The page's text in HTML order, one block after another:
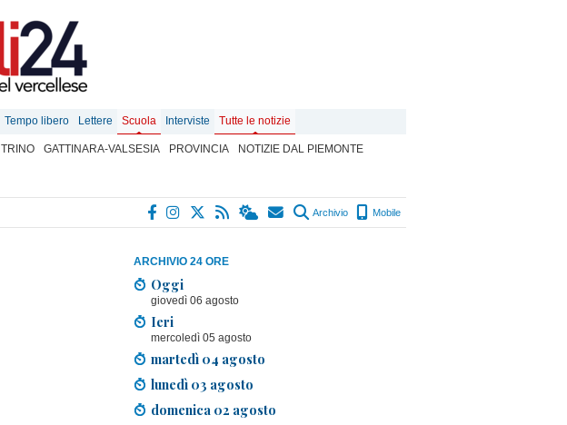
Tempo libero Lettere Scuola Interviste Tutte le notizie
TRINO GATTINARA-VALSESIA PROVINCIA
NOTIZIE DAL PIEMONTE
Archivio Mobile
ARCHIVIO 24 ORE
Oggi
giovedì 06 agosto
Ieri
mercoledì 05 agosto
martedì 04 agosto
lunedì 03 agosto
domenica 02 agosto